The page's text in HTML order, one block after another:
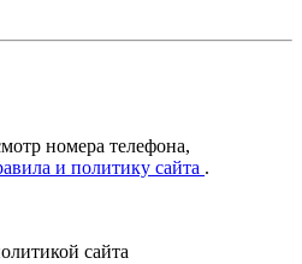
номера телефона,
и политику сайта .
сайта